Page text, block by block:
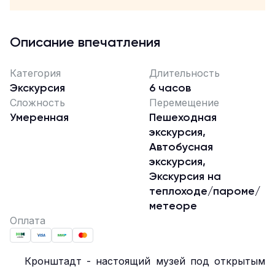
Описание впечатления
Категория
Экскурсия
Длительность
6 часов
Сложность
Умеренная
Перемещение
Пешеходная
экскурсия,
Автобусная
экскурсия,
Экскурсия на
теплоходе/пароме/
метеоре
Оплата
Кронштадт - настоящий музей под открытым